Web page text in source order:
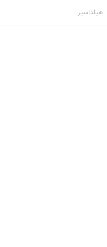
هیلداسیر